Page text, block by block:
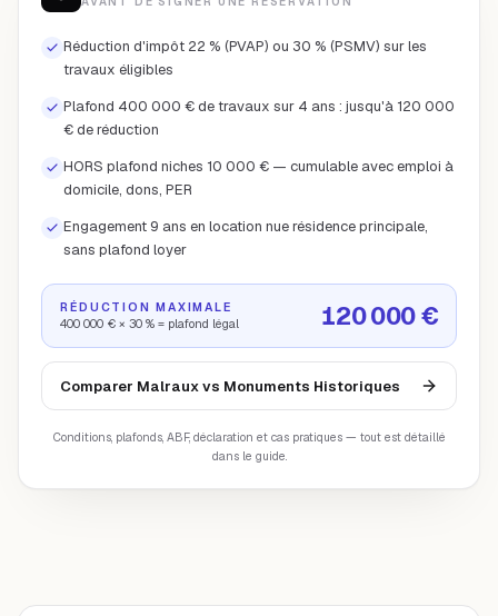
Réduction d'impôt 22 % (PVAP) ou 30 % (PSMV) sur les
travaux éligibles
Plafond 400 000 € de travaux sur 4 ans : jusqu'à 120 000
€ de réduction
HORS plafond niches 10 000 € — cumulable avec emploi à
domicile, dons, PER
Engagement 9 ans en location nue résidence principale,
sans plafond loyer
RÉDUCTION MAXIMALE
400 000 € × 30 % = plafond légal
120 000 €
Comparer Malraux vs Monuments Historiques
Conditions, plafonds, ABF, déclaration et cas pratiques — tout est détaillé
dans le guide.